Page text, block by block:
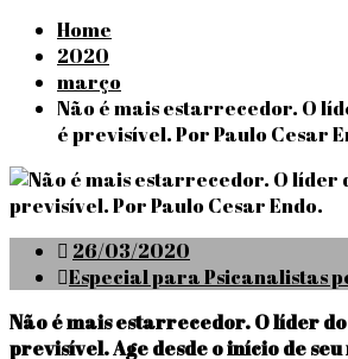
Home
2020
março
Não é mais estarrecedor. O
é previsível. Por Paulo Cesar
Posted
on
26/03/2020
Especial para Psicanalistas
Não é mais estarrecedor. O líder
previsível. Age desde o início de